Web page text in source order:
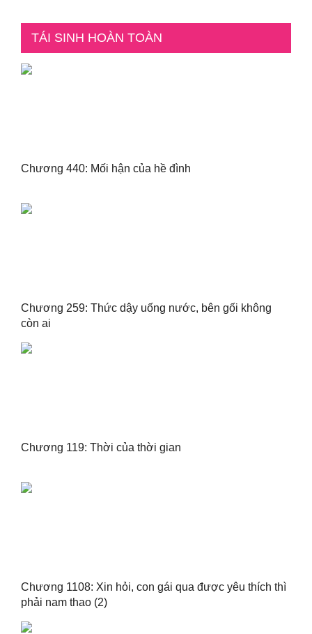
TÁI SINH HOÀN TOÀN
Chương 440: Mối hận của hề đình
Chương 259: Thức dậy uống nước, bên gối không
còn ai
Chương 119: Thời của thời gian
Chương 1108: Xin hỏi, con gái qua được yêu thích thì
phải nam thao (2)